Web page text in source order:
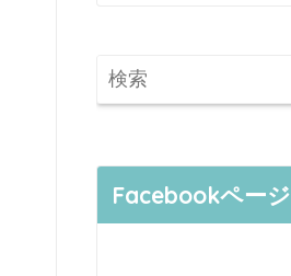
Facebookページ